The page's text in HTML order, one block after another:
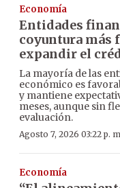
Economía
Entidades
coyuntura más
expandir el
La mayoría de las
económico es
y mantiene
meses, aunque sin
evaluación.
Agosto 7, 2026 03:22 p.
Economía